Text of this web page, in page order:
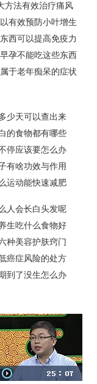
方法有效治疗痛风
有效预防小叶增生
西可以提高免疫力
孕不能吃这些东西
于老年痴呆的症状
少天可以查出来
的食物都有哪些
停应该要怎么办
有啥功效与作用
运动能快速减肥
人会长白头发呢
生吃什么食物好
种美容护肤窍门
癌症风险的处方
到了没生怎么办